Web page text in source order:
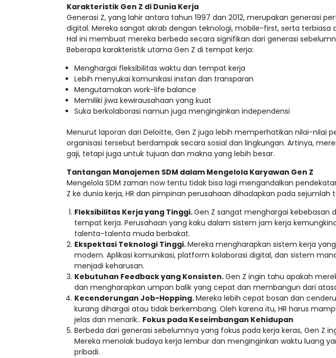
Karakteristik Gen Z di Dunia Kerja
Generasi Z, yang lahir antara tahun 1997 dan 2012, merupakan generasi
digital. Mereka sangat akrab dengan teknologi, mobile-first, serta terbiasa
Hal ini membuat mereka berbeda secara signifikan dari generasi
Beberapa karakteristik utama Gen Z di tempat kerja:
Menghargai fleksibilitas waktu dan tempat kerja
Lebih menyukai komunikasi instan dan transparan
Mengutamakan work-life balance
Memiliki jiwa kewirausahaan yang kuat
Suka berkolaborasi namun juga menginginkan independensi
Menurut laporan dari Deloitte, Gen Z juga lebih memperhatikan nilai-nilai
organisasi tersebut berdampak secara sosial dan lingkungan. Artinya,
gaji, tetapi juga untuk tujuan dan makna yang lebih besar.
Tantangan Manajemen SDM dalam Mengelola Karyawan Gen Z
Mengelola SDM zaman now tentu tidak bisa lagi mengandalkan
Z ke dunia kerja, HR dan pimpinan perusahaan dihadapkan pada sejumlah
Fleksibilitas Kerja yang Tinggi.Gen Z sangat menghargai kebebasan
tempat kerja. Perusahaan yang kaku dalam sistem jam kerja
talenta-talenta muda berbakat.
Ekspektasi Teknologi Tinggi.Mereka mengharapkan sistem kerja
modern. Aplikasi komunikasi, platform kolaborasi digital, dan sistem
menjadi keharusan.
Kebutuhan Feedback yang Konsisten.Gen Z ingin tahu apakah
dan mengharapkan umpan balik yang cepat dan membangun dari
Kecenderungan Job-Hopping.Mereka lebih cepat bosan dan
kurang dihargai atau tidak berkembang. Oleh karena itu, HR harus
jelas dan menarik.. Fokus pada Keseimbangan Kehidupan
Berbeda dari generasi sebelumnya yang fokus pada kerja keras, Gen Z
Mereka menolak budaya kerja lembur dan menginginkan waktu luang
pribadi.